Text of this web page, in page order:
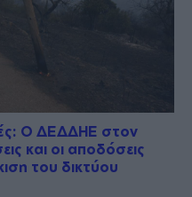
Ο ΔΕΔΔΗΕ στον
και οι αποδόσεις
του δικτύου